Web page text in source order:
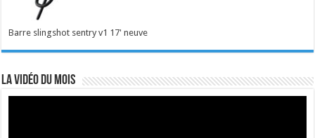
Barre slingshot sentry v1 17' neuve
La vidéo du mois